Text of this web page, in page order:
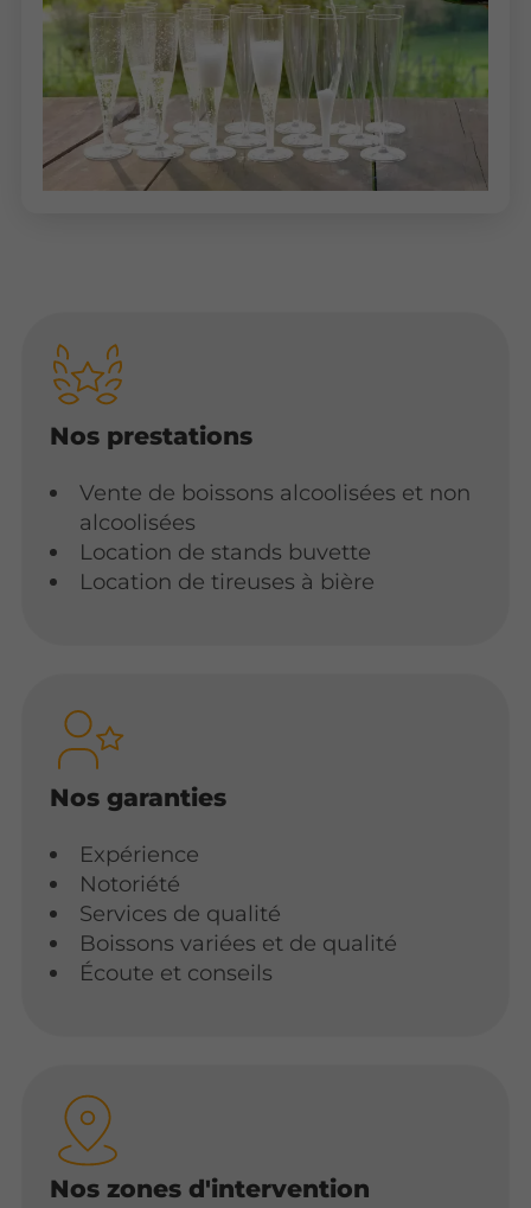
Nos prestations
Vente de boissons alcoolisées et non
alcoolisées
Location de stands buvette
Location de tireuses à bière
Nos garanties
Expérience
Notoriété
Services de qualité
Boissons variées et de qualité
Écoute et conseils
Nos zones d'intervention